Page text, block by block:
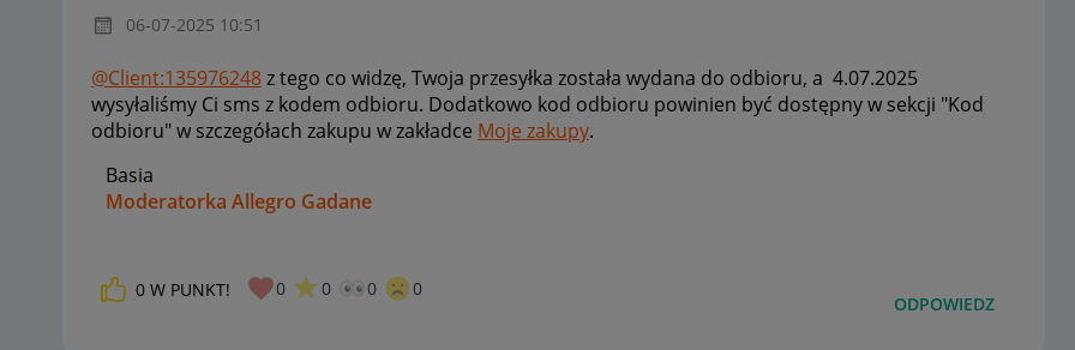
‎06-07-2025 10:51
@Client:135976248z tego co widzę, Twoja przesyłka została wydana do odbioru, a 4.07.2025
wysyłaliśmy Ci sms z kodem odbioru. Dodatkowo kod odbioru powinien być dostępny w sekcji "Kod
odbioru" w szczegółach zakupu w zakładce Moje zakupy.
Basia
Moderatorka Allegro Gadane
0 W PUNKT! 0 0 0 0
ODPOWIEDZ